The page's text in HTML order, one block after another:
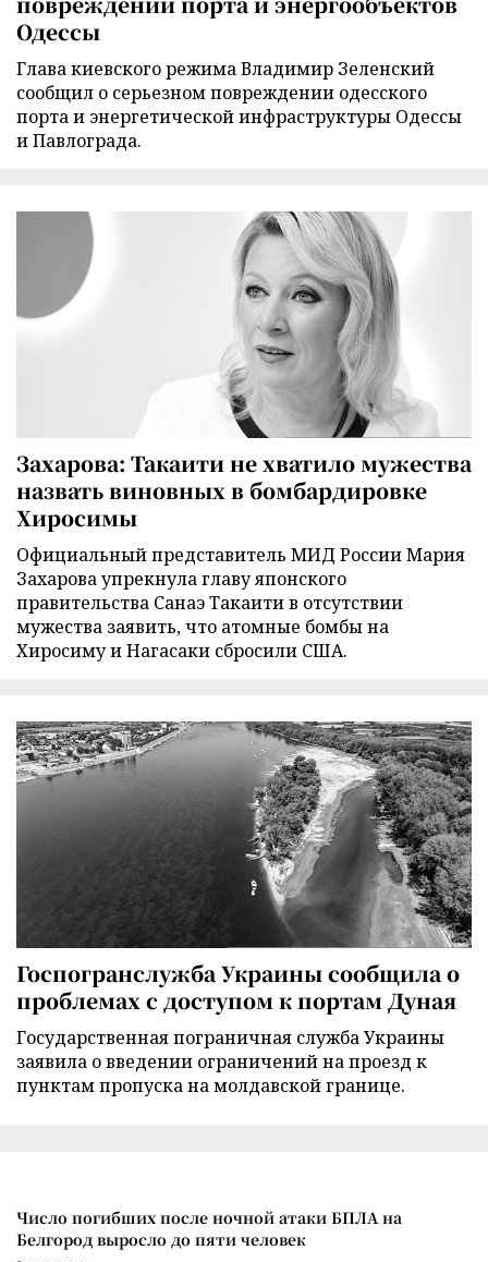
Одессы
Глава киевского режима Владимир Зеленский
сообщил о серьезном повреждении одесского
порта и энергетической инфраструктуры Одессы
и Павлограда.
Захарова: Такаити не хватило мужества
назвать виновных в бомбардировке
Хиросимы
Официальный представитель МИД России Мария
Захарова упрекнула главу японского
правительства Санаэ Такаити в отсутствии
мужества заявить, что атомные бомбы на
Хиросиму и Нагасаки сбросили США.
Госпогранслужба Украины сообщила о
проблемах с доступом к портам Дуная
Государственная пограничная служба Украины
заявила о введении ограничений на проезд к
пунктам пропуска на молдавской границе.
Число погибших после ночной атаки БПЛА на
Белгород выросло до пяти человек